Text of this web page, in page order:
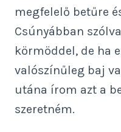
megfelelő betűre
Csúnyábban
körmöddel, de ha
valószínűleg baj
utána írom azt a
szeretném.